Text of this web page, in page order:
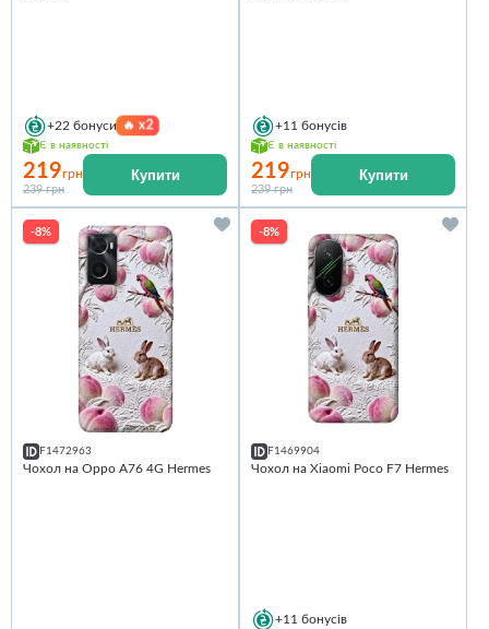
+22 бонуси 🔥x2
Є в наявності
219грн
239 грн
Купити
+11 бонусів
Є в наявності
219грн
239 грн
Купити
-8%
F1472963
Чохол на Oppo A76 4G Hermes
-8%
F1469904
Чохол на Xiaomi Poco F7 Hermes
+11 бонусів